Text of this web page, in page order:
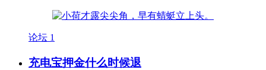
论坛 1
充电宝押金什么时候退